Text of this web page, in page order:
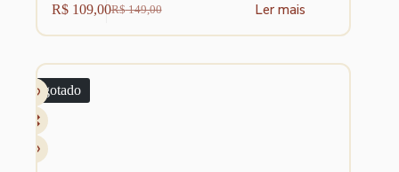
R$149,00
O
preço
era:
R$109,00O
preço
é:
Ler mais
Esgotado